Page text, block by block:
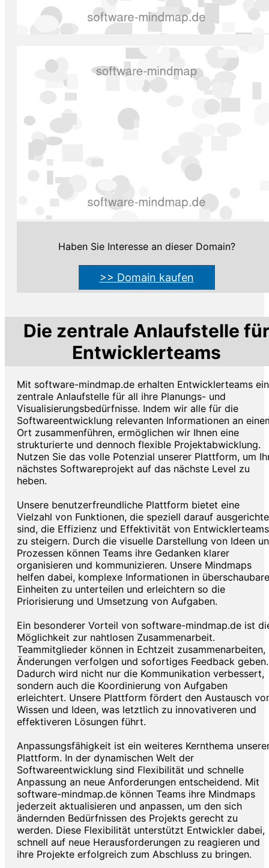
Haben Sie Interesse an dieser Domain?
>> Domain kaufen
Die zentrale Anlaufstelle für
Entwicklerteams
Mit software-mindmap.de erhalten Entwicklerteams
zentrale Anlaufstelle für all ihre Planungs- und
Visualisierungsbedürfnisse. Indem wir alle für die
Softwareentwicklung relevanten Informationen an
Ort zusammenführen, ermöglichen wir Ihnen eine
strukturierte und dennoch flexible Projektabwicklung.
Nutzen Sie das volle Potenzial unserer Plattform, um
nächstes Softwareprojekt auf das nächste Level zu
heben.
Unsere benutzerfreundliche Plattform bietet eine
Vielzahl von Funktionen, die speziell darauf
sind, die Effizienz und Effektivität von Entwicklerteams
zu steigern. Durch die visuelle Darstellung von Ideen
Prozessen können Teams ihre Gedanken klarer
organisieren und kommunizieren. Unsere Mindmaps
helfen dabei, komplexe Informationen in überschaubare
Einheiten zu unterteilen und erleichtern so die
Priorisierung und Umsetzung von Aufgaben.
Ein besonderer Vorteil von software-mindmap.de ist
Möglichkeit zur nahtlosen Zusammenarbeit.
Teammitglieder können in Echtzeit zusammenarbeiten,
Änderungen verfolgen und sofortiges Feedback geben.
Dadurch wird nicht nur die Kommunikation verbessert,
sondern auch die Koordinierung von Aufgaben
erleichtert. Unsere Plattform fördert den Austausch
Wissen und Ideen, was letztlich zu innovativeren und
effektiveren Lösungen führt.
Anpassungsfähigkeit ist ein weiteres Kernthema
Plattform. In der dynamischen Welt der
Softwareentwicklung sind Flexibilität und schnelle
Anpassung an neue Anforderungen entscheidend. Mit
software-mindmap.de können Teams ihre Mindmaps
jederzeit aktualisieren und anpassen, um den sich
ändernden Bedürfnissen des Projekts gerecht zu
werden. Diese Flexibilität unterstützt Entwickler dabei,
schnell auf neue Herausforderungen zu reagieren und
ihre Projekte erfolgreich zum Abschluss zu bringen.